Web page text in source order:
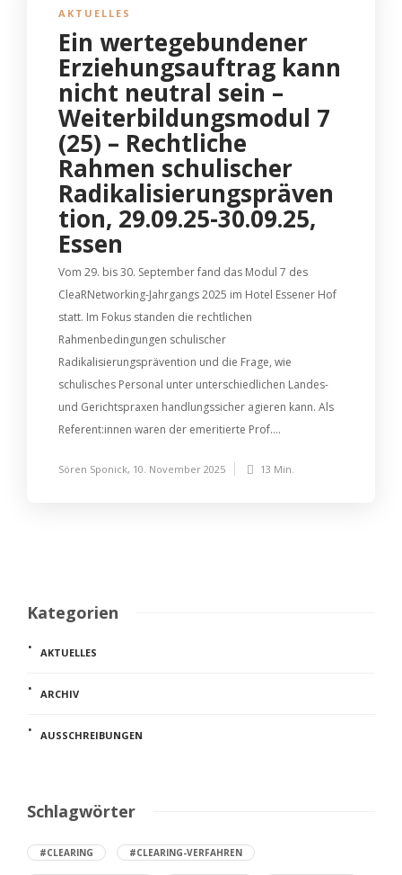
AKTUELLES
Ein wertegebundener
Erziehungsauftrag kann
nicht neutral sein –
Weiterbildungsmodul 7
(25) – Rechtliche
Rahmen schulischer
Radikalisierungspräven
tion, 29.09.25-30.09.25,
Essen
Vom 29. bis 30. September fand das Modul 7 des
CleaRNetworking-Jahrgangs 2025 im Hotel Essener Hof
statt. Im Fokus standen die rechtlichen
Rahmenbedingungen schulischer
Radikalisierungsprävention und die Frage, wie
schulisches Personal unter unterschiedlichen Landes-
und Gerichtspraxen handlungssicher agieren kann. Als
Referent:innen waren der emeritierte Prof....
Sören Sponick, 10. November 2025 13 Min.
Kategorien
AKTUELLES
ARCHIV
AUSSCHREIBUNGEN
Schlagwörter
#CLEARING #CLEARING-VERFAHREN